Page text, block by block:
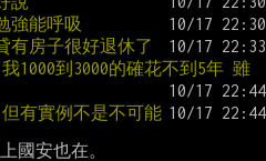
強能呼吸
有房子很好退休了
1000到3000的確花不到5年 雖
有實例不是不可能
國安也在。